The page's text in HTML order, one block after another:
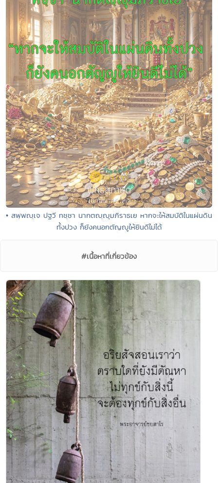
• สพฺพญฺเจ ปฐวี ทชฺชา นากตญฺญุมภิราธเย หากจะให้สมบัติในแผ่นดิน
ทั้งปวง ก็ยังคนอกตัญญูให้ยินดีไม่ได้
#เนื้อหาที่เกี่ยวข้อง